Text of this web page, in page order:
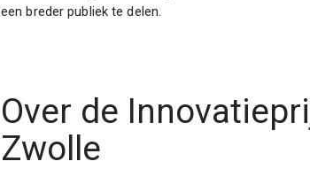
een breder publiek te delen.
Over de
Zwolle